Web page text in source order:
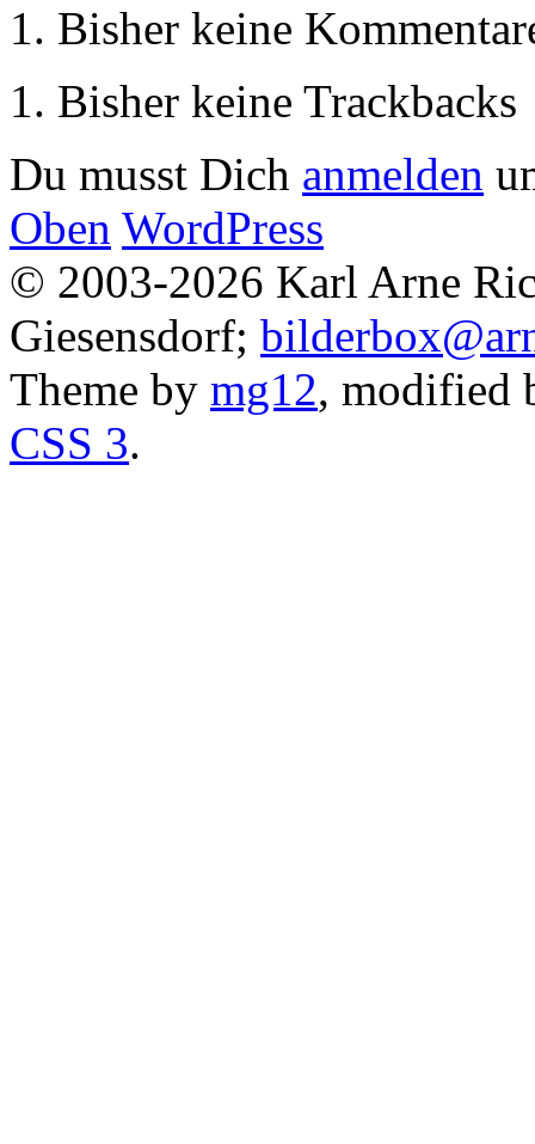
Bisher keine
Bisher keine Trackbacks
Du musst Dich anmelden
Oben WordPress
© 2003-2026 Karl Arne
Giesensdorf;
Theme by mg12, modified
CSS 3.